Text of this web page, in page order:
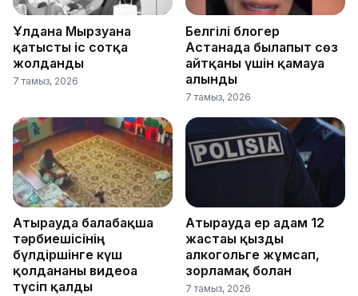
Ұлдана Мырзуанға
қатысты іс сотқа
жолданды
7 тамыз, 2026
Белгілі блогер
Астанада былапыт сөз
айтқаны үшін қамауға
алынды
7 тамыз, 2026
Атырауда балабақша
тәрбиешісінің
бүлдіршінге күш
қолданғаны видеоға
түсіп қалды
Атырауда ер адам 12
жастағы қызды
алкогольге жұмсап,
зорламақ болған
7 тамыз, 2026